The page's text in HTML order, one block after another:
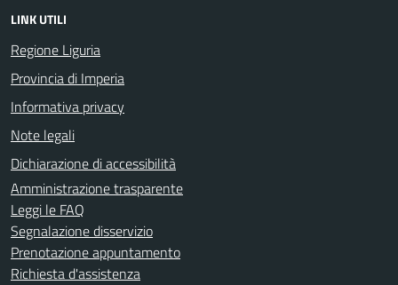
LINK UTILI
Regione Liguria
Provincia di Imperia
Informativa privacy
Note legali
Dichiarazione di accessibilità
Amministrazione trasparente
Leggi le FAQ
Segnalazione disservizio
Prenotazione appuntamento
Richiesta d'assistenza